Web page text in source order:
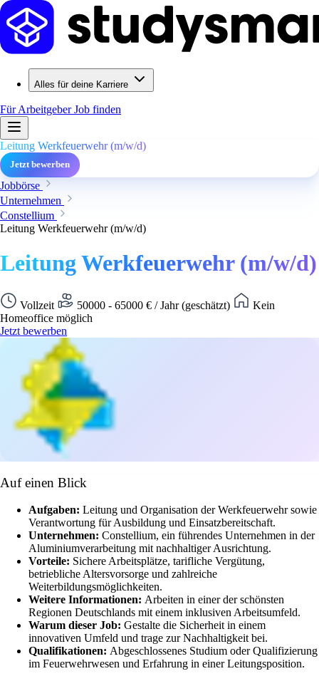
Alles für deine Karriere
Für ArbeitgeberJob finden
Leitung Werkfeuerwehr (m/w/d)
Jetzt bewerben
Jobbörse
Unternehmen
Constellium
Leitung Werkfeuerwehr (m/w/d)
Leitung Werkfeuerwehr (m/w/d)
Vollzeit 50000 - 65000 € / Jahr (geschätzt)
Kein
Homeoffice möglich
Jetzt bewerben
Auf einen Blick
Aufgaben: Leitung und Organisation der Werkfeuerwehr sowie
Verantwortung für Ausbildung und Einsatzbereitschaft.
Unternehmen: Constellium, ein führendes Unternehmen in der
Aluminiumverarbeitung mit nachhaltiger Ausrichtung.
Vorteile: Sichere Arbeitsplätze, tarifliche Vergütung,
betriebliche Altersvorsorge und zahlreiche
Weiterbildungsmöglichkeiten.
Weitere Informationen: Arbeiten in einer der schönsten
Regionen Deutschlands mit einem inklusiven Arbeitsumfeld.
Warum dieser Job: Gestalte die Sicherheit in einem
innovativen Umfeld und trage zur Nachhaltigkeit bei.
Qualifikationen: Abgeschlossenes Studium oder Qualifizierung
im Feuerwehrwesen und Erfahrung in einer Leitungsposition.